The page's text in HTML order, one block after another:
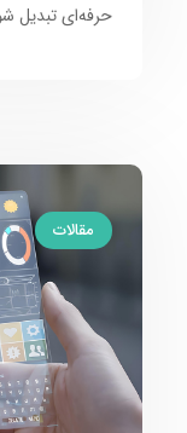
حرفه‌ای تبدیل
مقالات